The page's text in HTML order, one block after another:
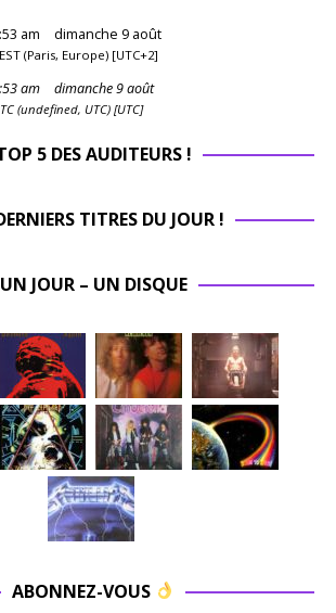
:53 am dimanche 9 août
(Paris, Europe) [UTC+2]
:53am dimanche 9 août
(undefined, UTC) [UTC]
5 DES AUDITEURS !
TITRES DU JOUR !
UN JOUR – UN DISQUE
ABONNEZ-VOUS